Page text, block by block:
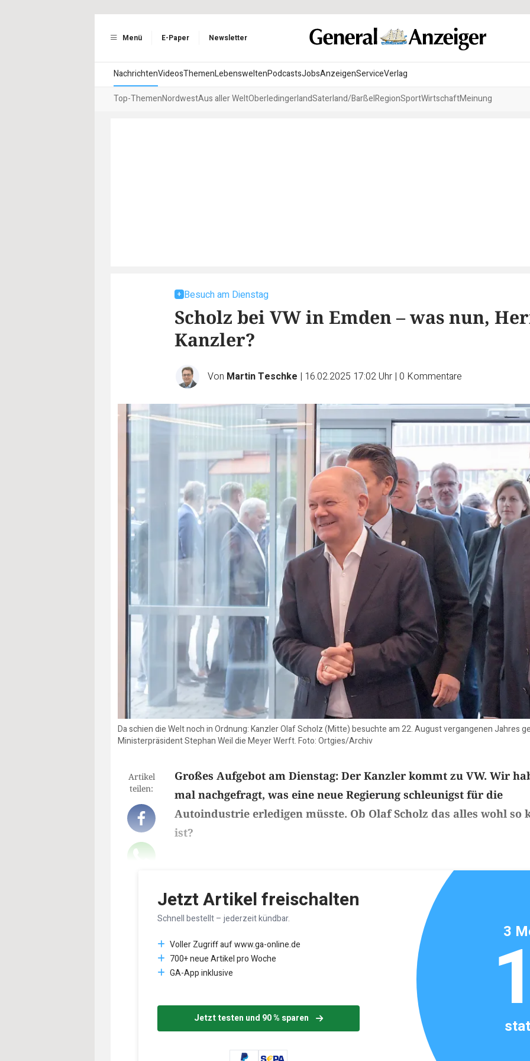
Menü E-Paper Newsletter
NachrichtenVideosThemenLebensweltenPodcastsJobsAnzeigenServiceVerlag
Top-ThemenNordwestAus aller WeltOberledingerlandSaterland/BarßelRegionSportWirtschaftMeinung
Besuch am Dienstag
Scholz bei VW in Emden – was nun,
Kanzler?
Von Martin Teschke | 16.02.2025 17:02 Uhr | 0 Kommentare
Da schien die Welt noch in Ordnung: Kanzler Olaf Scholz (Mitte) besuchte am 22. August vergangenen Jahres
Ministerpräsident Stephan Weil die Meyer Werft. Foto: Ortgies/Archiv
Artikel
teilen:
Großes Aufgebot am Dienstag: Der Kanzler kommt zu VW. Wir
mal nachgefragt, was eine neue Regierung schleunigst für die
Autoindustrie erledigen müsste. Ob Olaf Scholz das alles wohl so
ist?
Jetzt Artikel freischalten
Schnell bestellt – jederzeit kündbar.
Voller Zugriff auf www.ga-online.de
700+ neue Artikel pro Woche
GA-App inklusive
Jetzt testen und 90 % sparen
3